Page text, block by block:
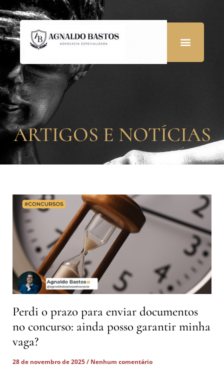
ARTIGOS E NOTÍCIAS
Perdi o prazo para enviar documentos
no concurso: ainda posso garantir minha
vaga?
28 de novembro de 2025
Nenhum comentário